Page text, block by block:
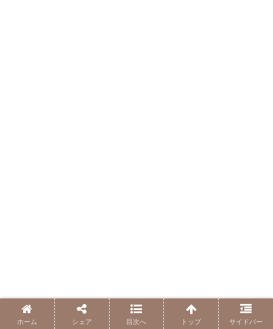
ホーム シェア 目次へ トップ サイドバー